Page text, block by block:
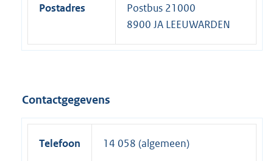
Postadres
Postbus 21000
8900 JA LEEUWARDEN
Contactgegevens
Telefoon 14 058 (algemeen)